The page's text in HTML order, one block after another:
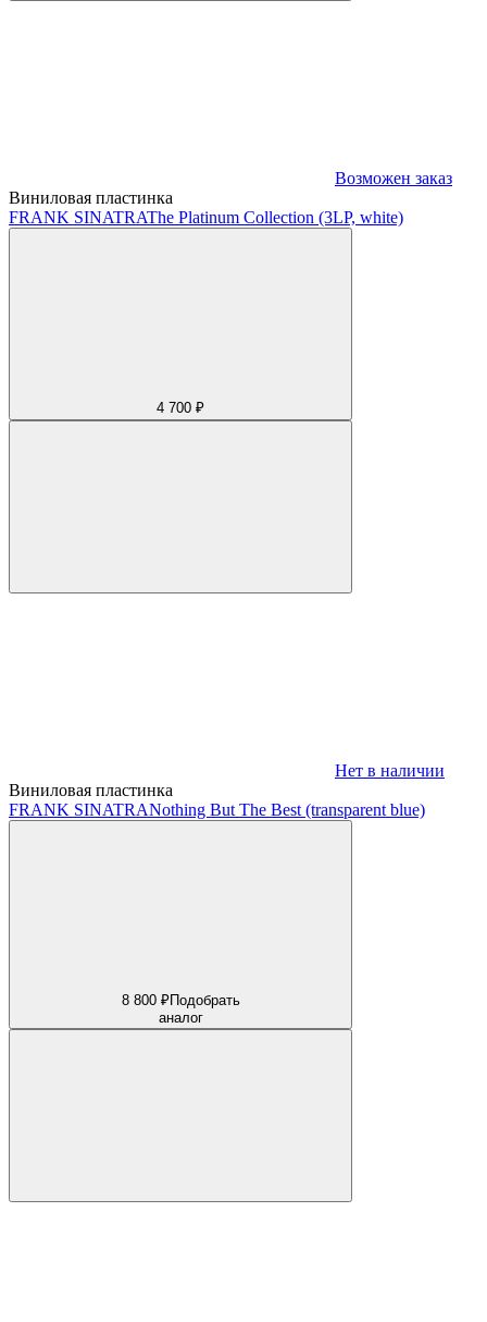
Возможен заказ
Виниловая пластинка
FRANK SINATRAThe Platinum Collection (3LP, white)
4 700 ₽
Нет в наличии
Виниловая пластинка
FRANK SINATRANothing But The Best (transparent blue)
8 800 ₽Подобрать
аналог